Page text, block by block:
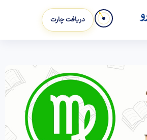
دریافت چارت